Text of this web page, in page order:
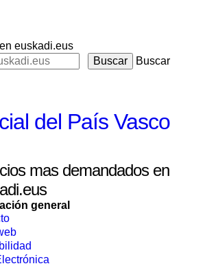
euskadi.eus
Buscar
del País Vasco
mas demandados en
general